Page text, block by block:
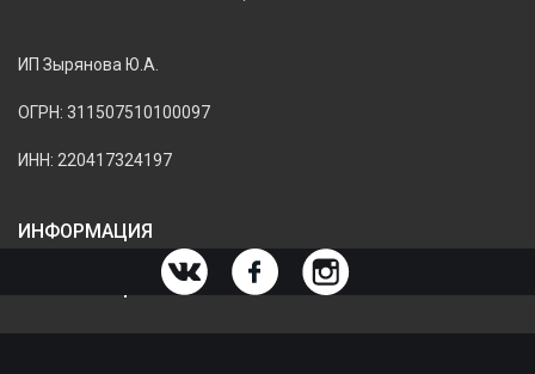
ИП Зырянова Ю.А.
ОГРН: 311507510100097
ИНН: 220417324197
ИНФОРМАЦИЯ
ИНФОРМАЦИЯ О МАГАЗИНЕ